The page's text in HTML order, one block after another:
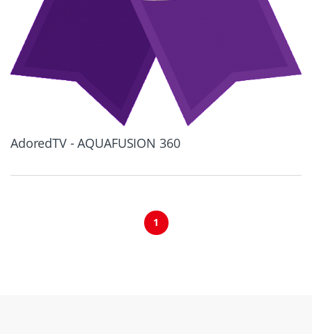
AdoredTV - AQUAFUSION 360
1